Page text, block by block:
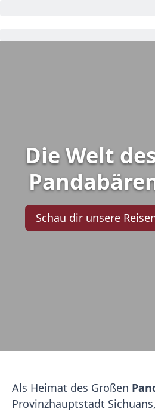
Die Welt
Schau dir unsere
Als Heimat des Großen
Provinzhauptstadt Sichuans,